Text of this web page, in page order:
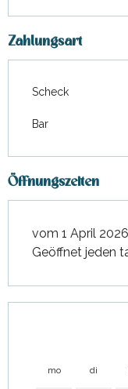
Zahlungsart
Scheck
Bar
Öffnungszeiten
vom 1 April
Geöffnet jeden
mo di